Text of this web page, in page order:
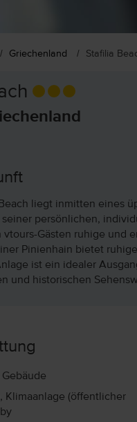
Griechenland Stafilia
liegt inmitten eines
seiner persönlichen,
vtours-Gästen ruhige und
Pinienhain bietet
ist ein idealer
und historischen
Klimaanlage (öffentlicher